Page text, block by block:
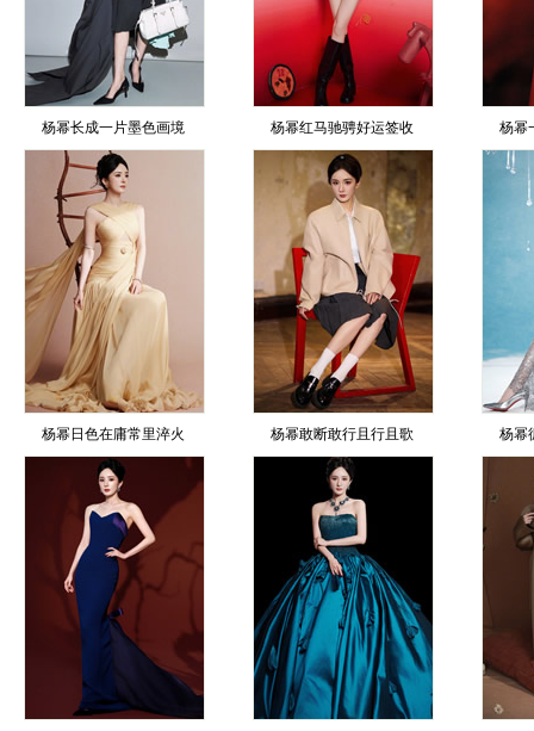
杨幂长成一片墨色画境 杨幂红马驰骋好运签收 杨幂
杨幂日色在庸常里淬火 杨幂敢断敢行且行且歌 杨幂